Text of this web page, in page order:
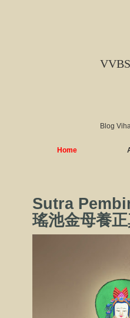
Blog
Home
Sutra
瑤池金母養